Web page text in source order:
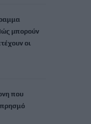
μπορούν
οι
που